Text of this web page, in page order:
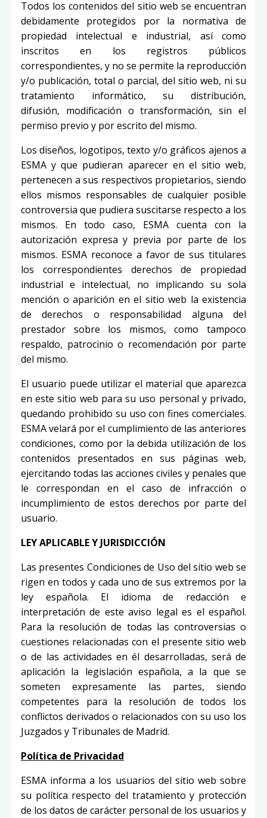
Todos los contenidos del sitio web se encuentran
debidamente protegidos por la normativa de
propiedad intelectual e industrial, así como
inscritos en los registros públicos
correspondientes, y no se permite la reproducción
y/o publicación, total o parcial, del sitio web, ni su
tratamiento informático, su distribución,
difusión, modificación o transformación, sin el
permiso previo y por escrito del mismo.
Los diseños, logotipos, texto y/o gráficos ajenos a
ESMA y que pudieran aparecer en el sitio web,
pertenecen a sus respectivos propietarios, siendo
ellos mismos responsables de cualquier posible
controversia que pudiera suscitarse respecto a los
mismos. En todo caso, ESMA cuenta con la
autorización expresa y previa por parte de los
mismos. ESMA reconoce a favor de sus titulares
los correspondientes derechos de propiedad
industrial e intelectual, no implicando su sola
mención o aparición en el sitio web la existencia
de derechos o responsabilidad alguna del
prestador sobre los mismos, como tampoco
respaldo, patrocinio o recomendación por parte
del mismo.
El usuario puede utilizar el material que aparezca
en este sitio web para su uso personal y privado,
quedando prohibido su uso con fines comerciales.
ESMA velará por el cumplimiento de las anteriores
condiciones, como por la debida utilización de los
contenidos presentados en sus páginas web,
ejercitando todas las acciones civiles y penales que
le correspondan en el caso de infracción o
incumplimiento de estos derechos por parte del
usuario.
LEY APLICABLE Y JURISDICCIÓN
Las presentes Condiciones de Uso del sitio web se
rigen en todos y cada uno de sus extremos por la
ley española. El idioma de redacción e
interpretación de este aviso legal es el español.
Para la resolución de todas las controversias o
cuestiones relacionadas con el presente sitio web
o de las actividades en él desarrolladas, será de
aplicación la legislación española, a la que se
someten expresamente las partes, siendo
competentes para la resolución de todos los
conflictos derivados o relacionados con su uso los
Juzgados y Tribunales de Madrid.
Política de Privacidad
ESMA informa a los usuarios del sitio web sobre
su política respecto del tratamiento y protección
de los datos de carácter personal de los usuarios y